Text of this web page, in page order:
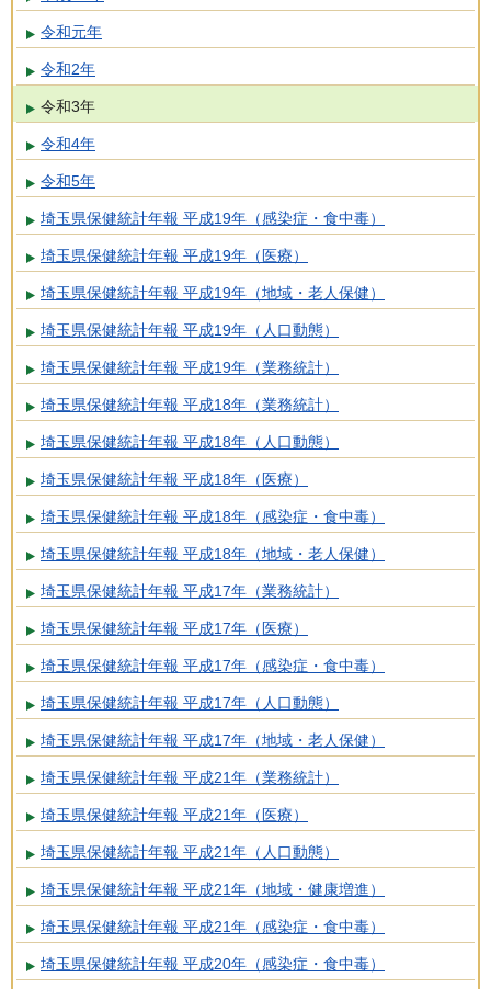
令和元年
令和2年
令和3年
令和4年
令和5年
埼玉県保健統計年報 平成19年（感染症・食中毒）
埼玉県保健統計年報 平成19年（医療）
埼玉県保健統計年報 平成19年（地域・老人保健）
埼玉県保健統計年報 平成19年（人口動態）
埼玉県保健統計年報 平成19年（業務統計）
埼玉県保健統計年報 平成18年（業務統計）
埼玉県保健統計年報 平成18年（人口動態）
埼玉県保健統計年報 平成18年（医療）
埼玉県保健統計年報 平成18年（感染症・食中毒）
埼玉県保健統計年報 平成18年（地域・老人保健）
埼玉県保健統計年報 平成17年（業務統計）
埼玉県保健統計年報 平成17年（医療）
埼玉県保健統計年報 平成17年（感染症・食中毒）
埼玉県保健統計年報 平成17年（人口動態）
埼玉県保健統計年報 平成17年（地域・老人保健）
埼玉県保健統計年報 平成21年（業務統計）
埼玉県保健統計年報 平成21年（医療）
埼玉県保健統計年報 平成21年（人口動態）
埼玉県保健統計年報 平成21年（地域・健康増進）
埼玉県保健統計年報 平成21年（感染症・食中毒）
埼玉県保健統計年報 平成20年（感染症・食中毒）